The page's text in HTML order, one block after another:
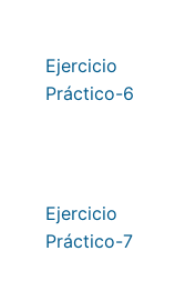
Ejercicio
Práctico-6
Ejercicio
Práctico-7